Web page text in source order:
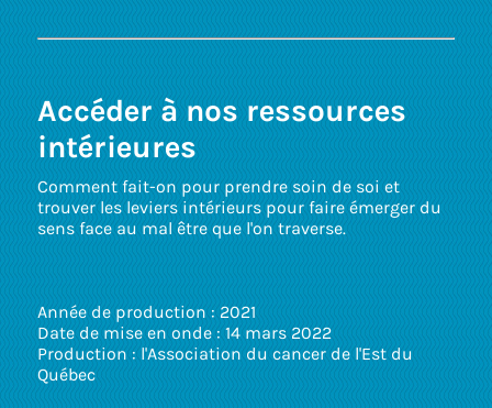
to
go
to
can
use
and
Accéder à nos ressources
intérieures
Comment fait-on pour prendre soin de soi et
trouver les leviers intérieurs pour faire émerger du
sens face au mal être que l'on traverse.
Année de production : 2021
Date de mise en onde : 14 mars 2022
Production : l'Association du cancer de l'Est du
Québec